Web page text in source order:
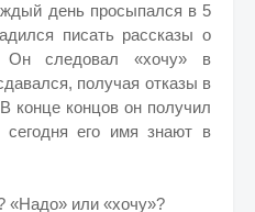
день просыпался в 5
писать рассказы о
Он следовал «хочу» в
получая отказы в
конце концов он получил
сегодня его имя знают в
«Надо» или «хочу»?